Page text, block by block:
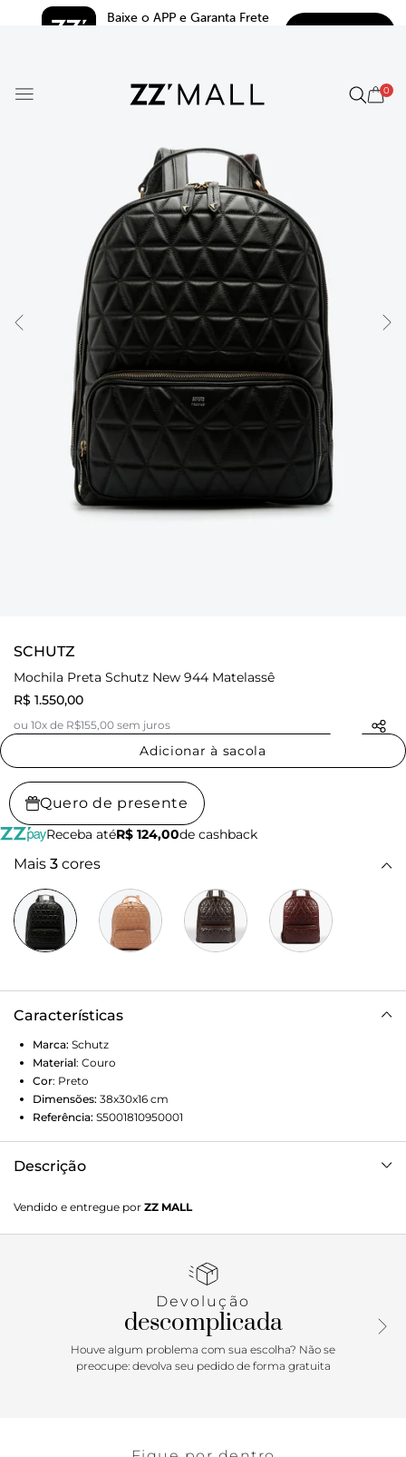
Baixe o APP e Garanta Frete
0
SCHUTZ
Mochila Preta Schutz New 944 Matelassê
R$ 1.550,00
ou 10x de R$155,00 sem juros
Adicionar à sacola
Quero de presente
Receba atéR$ 124,00de cashback
Mais 3 cores
Características
Marca: Schutz
Material: Couro
Cor: Preto
Dimensões: 38x30x16 cm
Referência: S5001810950001
Descrição
produções esportivas…hoje elas têm lugar cativo em looks
24/7 de it girls mundo afora, especialmente se for em uma
construção matelassê ao toque trendy do shape slouchy,
facilitando a organização. Do dia a dia corrido a viagens
inesquecíveis, vai ser seu melhor acessório! Dimensões
(LAC): 16x30x38
Vendido e entregue por ZZ MALL
Devolução
descomplicada
Houve algum problema com sua escolha? Não se
preocupe: devolva seu pedido de forma gratuita